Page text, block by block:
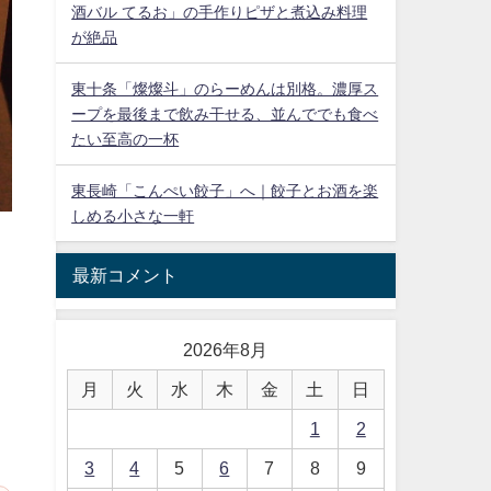
酒バル てるお」の手作りピザと煮込み料理
が絶品
東十条「燦燦斗」のらーめんは別格。濃厚ス
ープを最後まで飲み干せる、並んででも食べ
たい至高の一杯
東長崎「こんぺい餃子」へ｜餃子とお酒を楽
しめる小さな一軒
最新コメント
2026年8月
月 火 水 木 金 土 日
1 2
3 4 5 6 7 8 9